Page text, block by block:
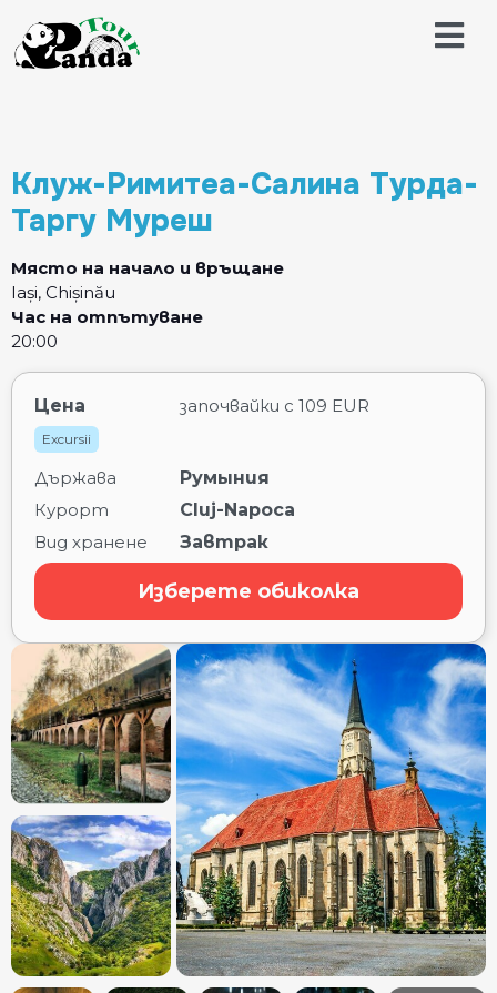
Клуж-Римитеа-Салина Турда-
Таргу Муреш
Място на начало и връщане
Iași, Chișinău
Час на отпътуване
20:00
Цена започвайки с109 EUR
Excursii
Държава
Румыния
Курорт
Cluj-Napoca
Вид хранене
Завтрак
Изберете обиколка